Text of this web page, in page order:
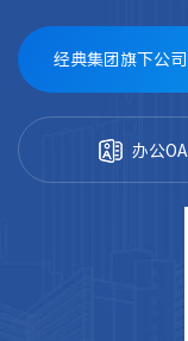
经典集团旗下公司
办公OA